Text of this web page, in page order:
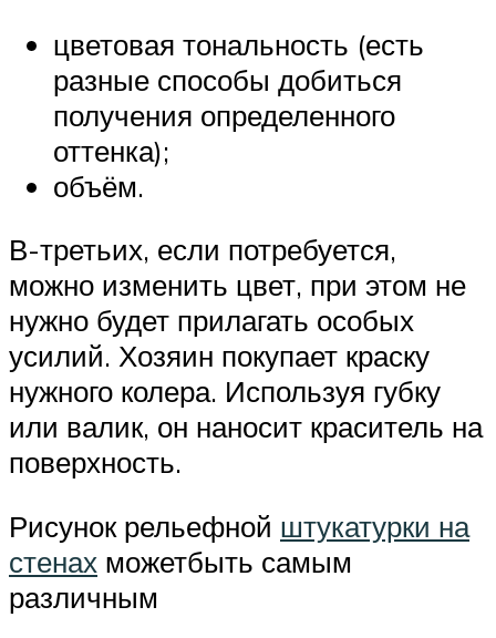
цветовая тональность (есть
разные способы добиться
получения определенного
оттенка);
объём.
В-третьих, если потребуется,
можно изменить цвет, при этом не
нужно будет прилагать особых
усилий. Хозяин покупает краску
нужного колера. Используя губку
или валик, он наносит краситель на
поверхность.
Рисунок рельефной штукатурки на
стенах можетбыть самым
различным